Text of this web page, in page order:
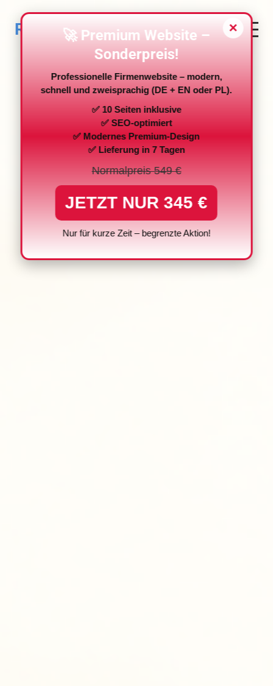
Remo Kurka ×
🚀 Premium Website –
Sonderpreis!
Professionelle Firmenwebsite – modern,
schnell und zweisprachig (DE + EN oder PL).
✅ 10 Seiten inklusive
✅ SEO‑optimiert
✅ Modernes Premium‑Design
✅ Lieferung in 7 Tagen
Normalpreis 549 €
JETZT NUR 345 €
Nur für kurze Zeit – begrenzte Aktion!